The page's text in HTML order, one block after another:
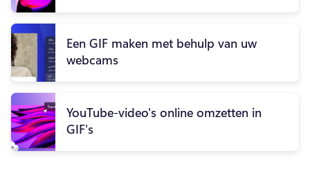
Een GIF maken met behulp van uw
webcams
YouTube-video's online omzetten in
GIF's